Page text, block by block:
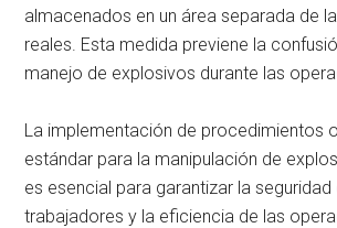
almacenados en un área separada de
reales. Esta medida previene la
manejo de explosivos durante las
La implementación de procedimientos
estándar para la manipulación de
es esencial para garantizar la seguridad
trabajadores y la eficiencia de las